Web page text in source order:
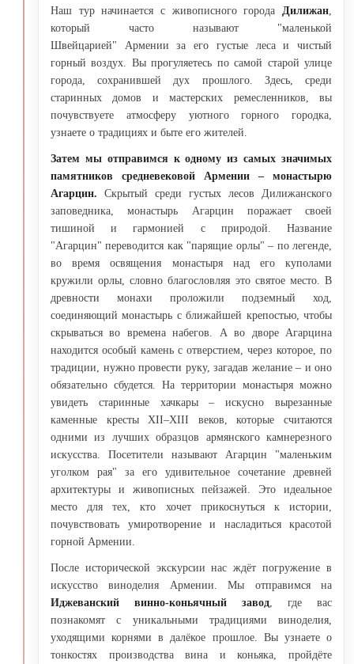
Наш тур начинается с живописного города Дилижан
который часто называют "маленькой
Швейцарией" Армении за его густые леса и чистый
горный воздух. Вы прогуляетесь по самой старой улице
города, сохранившей дух прошлого. Здесь, среди
старинных домов и мастерских ремесленников, вы
почувствуете атмосферу уютного горного городка,
узнаете о традициях и быте его жителей.
Затем мы отправимся к одному из самых значимых
памятников средневековой Армении – монастырю
Агарцин. Скрытый среди густых лесов Дилижанского
заповедника, монастырь Агарцин поражает своей
тишиной и гармонией с природой. Название
"Агарцин" переводится как "парящие орлы" – по легенде,
во время освящения монастыря над его куполами
кружили орлы, словно благословляя это святое место. В
древности монахи проложили подземный ход,
соединяющий монастырь с ближайшей крепостью, чтобы
скрываться во времена набегов. А во дворе Агарцина
находится особый камень с отверстием, через которое, по
традиции, нужно провести руку, загадав желание – и оно
обязательно сбудется. На территории монастыря можно
увидеть старинные хачкары – искусно вырезанные
каменные кресты XII–XIII веков, которые считаются
одними из лучших образцов армянского камнерезного
искусства. Посетители называют Агарцин "маленьким
уголком рая" за его удивительное сочетание древней
архитектуры и живописных пейзажей. Это идеальное
место для тех, кто хочет прикоснуться к истории,
почувствовать умиротворение и насладиться красотой
горной Армении.
После исторической экскурсии нас ждёт погружение в
искусство виноделия Армении. Мы отправимся на
Иджеванский винно-коньячный завод , где вас
познакомят с уникальными традициями виноделия,
уходящими корнями в далёкое прошлое. Вы узнаете о
тонкостях производства вина и коньяка, пройдёте